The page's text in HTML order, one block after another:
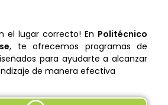
el lugar correcto! En Politécnico
, te ofrecemos programas de
para ayudarte a alcanzar
de manera efectiva